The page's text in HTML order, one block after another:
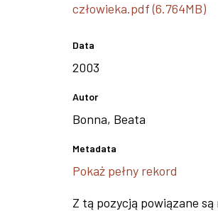
człowieka.pdf (6.764MB)
Data
2003
Autor
Bonna, Beata
Metadata
Pokaż pełny rekord
Z tą pozycją powiązane